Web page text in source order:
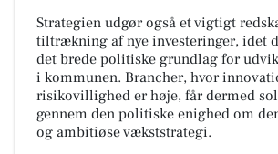
Strategien udgør også et vigtigt
tiltrækning af nye investeringer, idet
det brede politiske grundlag for
i kommunen. Brancher, hvor
risikovillighed er høje, får dermed
gennem den politiske enighed om
og ambitiøse vækststrategi.